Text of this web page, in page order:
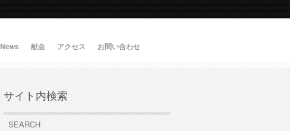
News 献金 アクセス お問い合わせ
サイト内検索